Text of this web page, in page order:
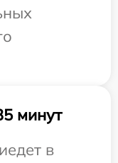
минут
в